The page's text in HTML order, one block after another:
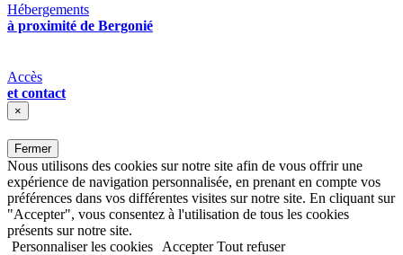
Hébergements
à proximité de Bergonié
Accès
et contact
×
Fermer
Nous utilisons des cookies sur notre site afin de vous offrir une
expérience de navigation personnalisée, en prenant en compte vos
préférences dans vos différentes visites sur notre site. En cliquant sur
"Accepter", vous consentez à l'utilisation de tous les cookies
présents sur notre site.
Personnaliser les cookies
Accepter Tout refuser